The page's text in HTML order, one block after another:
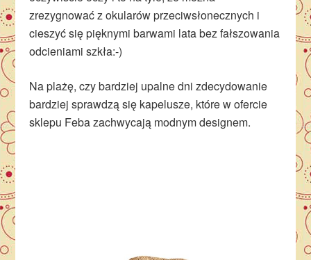
zrezygnować z okularów przeciwsłonecznych i
cieszyć się pięknymi barwami lata bez fałszowania
odcieniami szkła:-)
Na plażę, czy bardziej upalne dni zdecydowanie
bardziej sprawdzą się kapelusze, które w ofercie
sklepu Feba zachwycają modnym designem.